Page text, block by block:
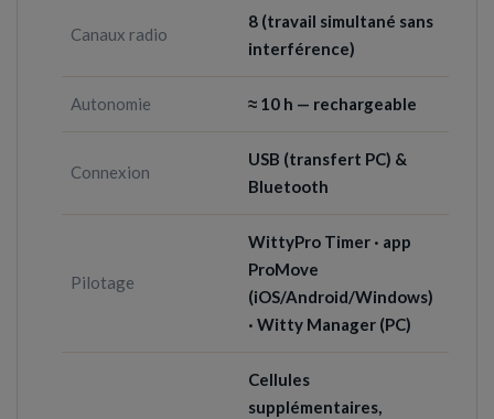
Canaux radio
8 (travail simultané sans
interférence)
Autonomie ≈ 10 h — rechargeable
Connexion
USB (transfert PC) &
Bluetooth
Pilotage
WittyPro Timer · app
ProMove
(iOS/Android/Windows)
· Witty Manager (PC)
Cellules
supplémentaires,